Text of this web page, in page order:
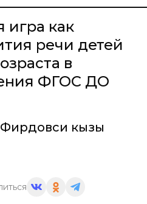
игра как
речи детей
в
ФГОС ДО
кызы